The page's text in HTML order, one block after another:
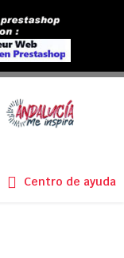
Centro de ayuda